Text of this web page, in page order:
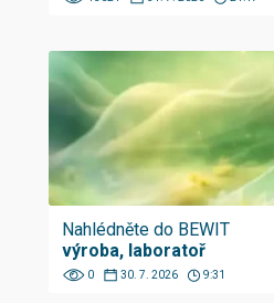
Nahlédněte do BEWIT
výroba, laboratoř
0 30. 7. 2026 9:31